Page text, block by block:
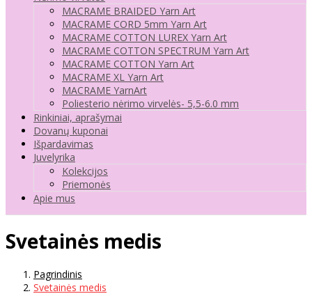
MACRAME BRAIDED Yarn Art
MACRAME CORD 5mm Yarn Art
MACRAME COTTON LUREX Yarn Art
MACRAME COTTON SPECTRUM Yarn Art
MACRAME COTTON Yarn Art
MACRAME XL Yarn Art
MACRAME YarnArt
Poliesterio nėrimo virvelės- 5,5-6.0 mm
Rinkiniai, aprašymai
Dovanų kuponai
Išpardavimas
Juvelyrika
Kolekcijos
Priemonės
Apie mus
Svetainės medis
Pagrindinis
Svetainės medis